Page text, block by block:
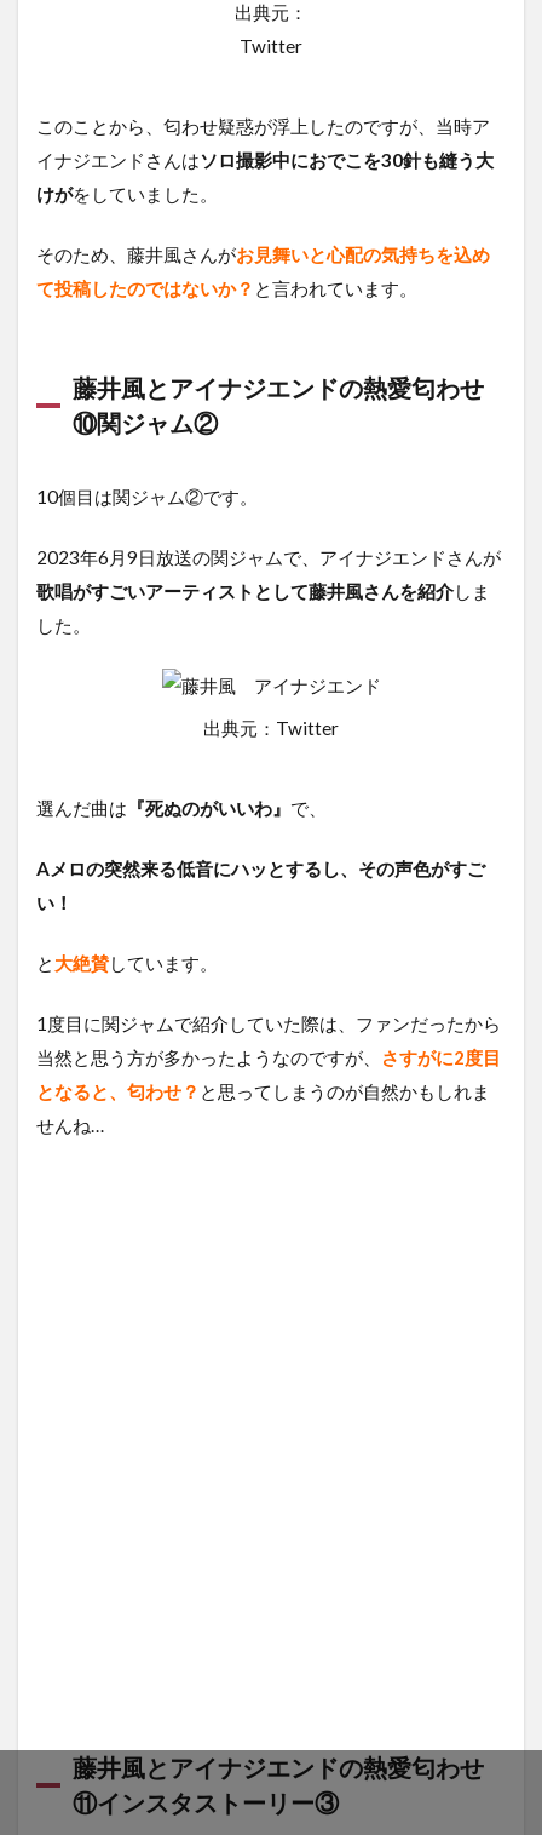
出典元：
Twitter
このことから、匂わせ疑惑が浮上したのですが、当時ア
イナジエンドさんはソロ撮影中におでこを30針も縫う大
けがをしていました。
そのため、藤井風さんがお見舞いと心配の気持ちを込め
て投稿したのではないか？ と言われています。
藤井風とアイナジエンドの熱愛匂わせ
⑩関ジャム②
10個目は関ジャム②です。
2023年6月9日放送の関ジャムで、アイナジエンドさんが
歌唱がすごいアーティストとして藤井風さんを紹介しま
した。
出典元：Twitter
選んだ曲は 『死ぬのがいいわ』 で、
Aメロの突然来る低音にハッとするし、その声色がすご
い！
と 大絶賛しています。
1度目に関ジャムで紹介していた際は、ファンだったから
当然と思う方が多かったようなのですが、
さすがに2度目
となると、匂わせ？ と思ってしまうのが自然かもしれま
せんね…
藤井風とアイナジエンドの熱愛匂わせ
⑪インスタストーリー③